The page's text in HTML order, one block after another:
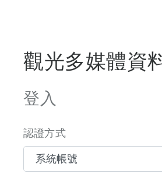
觀光多媒體資
登入
認證方式